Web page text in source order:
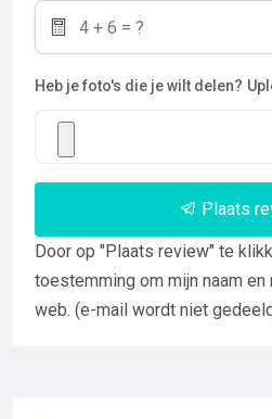
Heb je foto's die je wilt delen?
Plaats
Door op "Plaats review" te
toestemming om mijn naam
web. (e-mail wordt niet